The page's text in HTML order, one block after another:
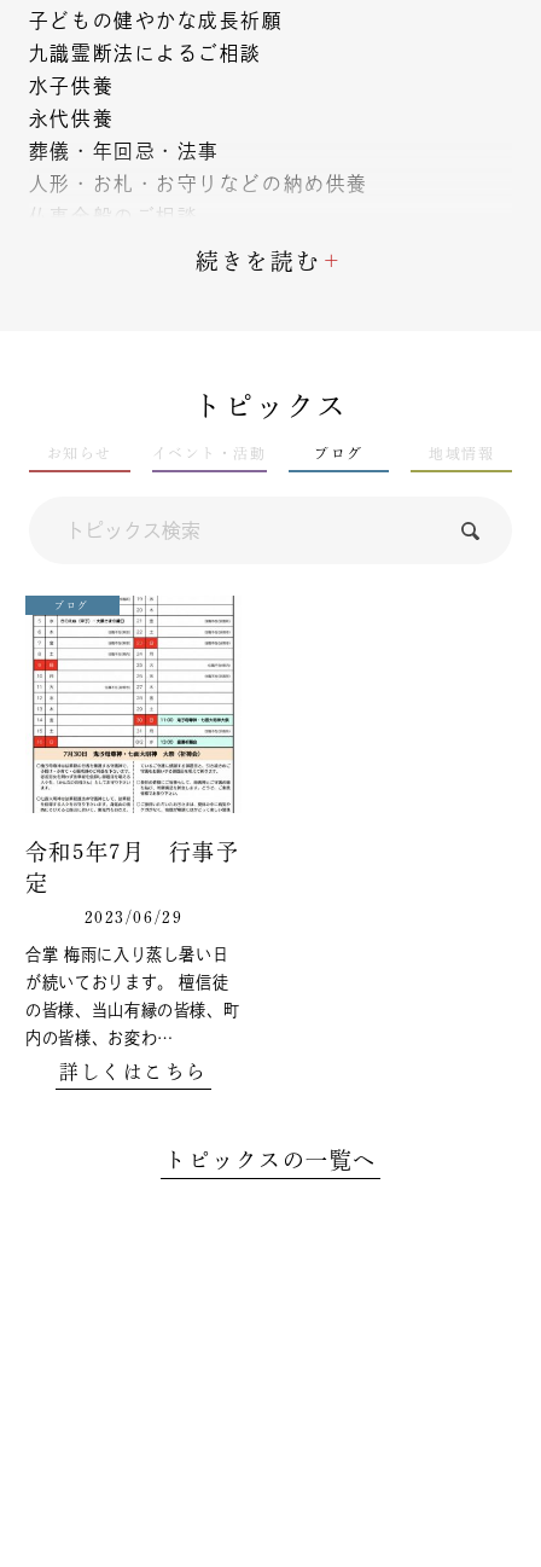
子どもの健やかな成長祈願
九識霊断法によるご相談
水子供養
永代供養
葬儀・年回忌・法事
人形・お札・お守りなどの納め供養
仏事全般のご相談
南無北辰妙見大菩薩について
えられています。
北極星を神格化した妙見尊星王は、古来より進む
べき道を照らす守護神として信仰されてきまし
た。
夜空の北極星が常に北を示すように、人生に迷っ
たときにも変わることのない仏さまの智慧と慈悲
をいただきながら、お題目を唱え、日々を歩んで
まいりましょう。
主な年間行事
毎月2日 午後1時
盛運祈願会
（倶生霊神符授与・交換祈祷）
続きを読む
トピックス
お知らせ イベント・活動 ブログ 地域情報
ブログ
令和5年7月 行事予
定
2023/06/29
合掌 梅雨に入り蒸し暑い日
が続いております。 檀信徒
の皆様、当山有縁の皆様、町
内の皆様、お変わ…
詳しくはこちら
トピックスの一覧へ